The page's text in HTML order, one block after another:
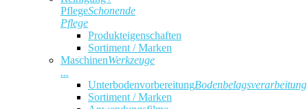
PflegeSchonende
Pflege
Produkteigenschaften
Sortiment / Marken
MaschinenWerkzeuge
...
UnterbodenvorbereitungBodenbelagsverarbeitung
Sortiment / Marken